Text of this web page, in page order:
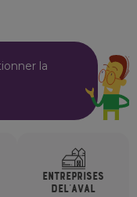
la
ENTREPRISES
DEL'AVAL